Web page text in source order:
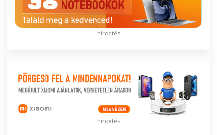
hirdetés
hirdetés